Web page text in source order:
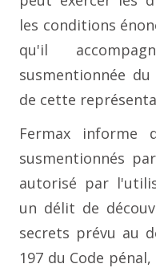
les conditions
qu'il
susmentionnée
de cette
Fermax informe
susmentionnés
autorisé par
un délit de
secrets prévu au
197 du Code